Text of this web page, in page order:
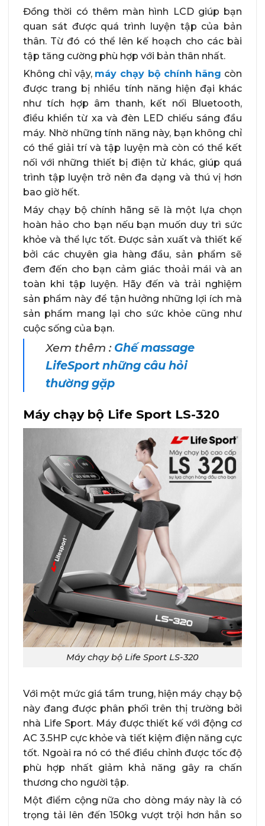
Đồng thời có thêm màn hình LCD giúp bạn
quan sát được quá trình luyện tập của bản
thân. Từ đó có thể lên kế hoạch cho các bài
tập tăng cường phù hợp với bản thân nhất.
Không chỉ vậy, máy chạy bộ chính hãng còn
được trang bị nhiều tính năng hiện đại khác
như tích hợp âm thanh, kết nối Bluetooth,
điều khiển từ xa và đèn LED chiếu sáng đầu
máy. Nhờ những tính năng này, bạn không chỉ
có thể giải trí và tập luyện mà còn có thể kết
nối với những thiết bị điện tử khác, giúp quá
trình tập luyện trở nên đa dạng và thú vị hơn
bao giờ hết.
Máy chạy bộ chính hãng sẽ là một lựa chọn
hoàn hảo cho bạn nếu bạn muốn duy trì sức
khỏe và thể lực tốt. Được sản xuất và thiết kế
bởi các chuyên gia hàng đầu, sản phẩm sẽ
đem đến cho bạn cảm giác thoải mái và an
toàn khi tập luyện. Hãy đến và trải nghiệm
sản phẩm này để tận hưởng những lợi ích mà
sản phẩm mang lại cho sức khỏe cũng như
cuộc sống của bạn.
Xem thêm : Ghế massage
LifeSport những câu hỏi
thường gặp
Máy chạy bộ Life Sport LS-320
Máy chạy bộ Life Sport LS-320
Với một mức giá tầm trung, hiện máy chạy bộ
này đang được phân phối trên thị trường bởi
nhà Life Sport. Máy được thiết kế với động cơ
AC 3.5HP cực khỏe và tiết kiệm điện năng cực
tốt. Ngoài ra nó có thể điều chỉnh được tốc độ
phù hợp nhất giảm khả năng gây ra chấn
thương cho người tập.
Một điểm cộng nữa cho dòng máy này là có
trọng tải lên đến 150kg vượt trội hơn hẳn so